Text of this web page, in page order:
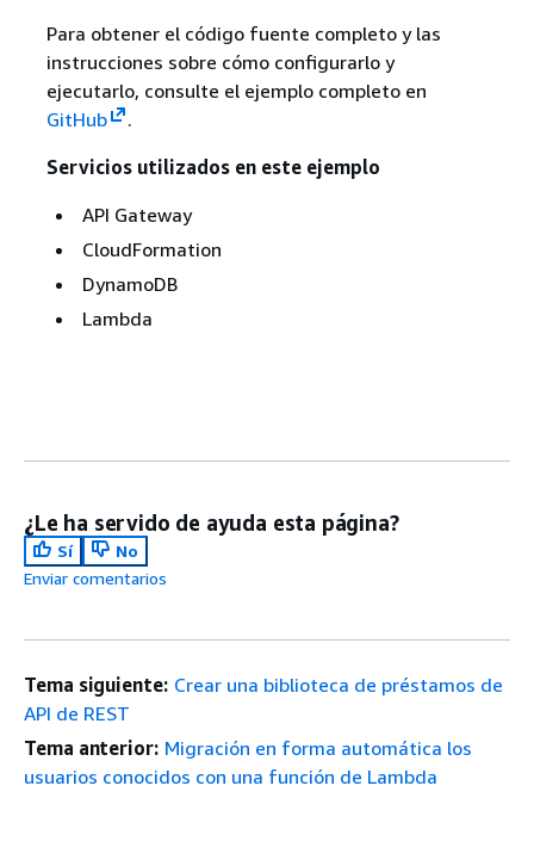
Para obtener el código fuente completo y las
instrucciones sobre cómo configurarlo y
ejecutarlo, consulte el ejemplo completo en
GitHub
.
Servicios utilizados en este ejemplo
API Gateway
CloudFormation
DynamoDB
Lambda
¿Le ha servido de ayuda esta página?
Sí
No
Enviar comentarios
Tema siguiente: Crear una biblioteca de préstamos de
API de REST
Tema anterior: Migración en forma automática los
usuarios conocidos con una función de Lambda